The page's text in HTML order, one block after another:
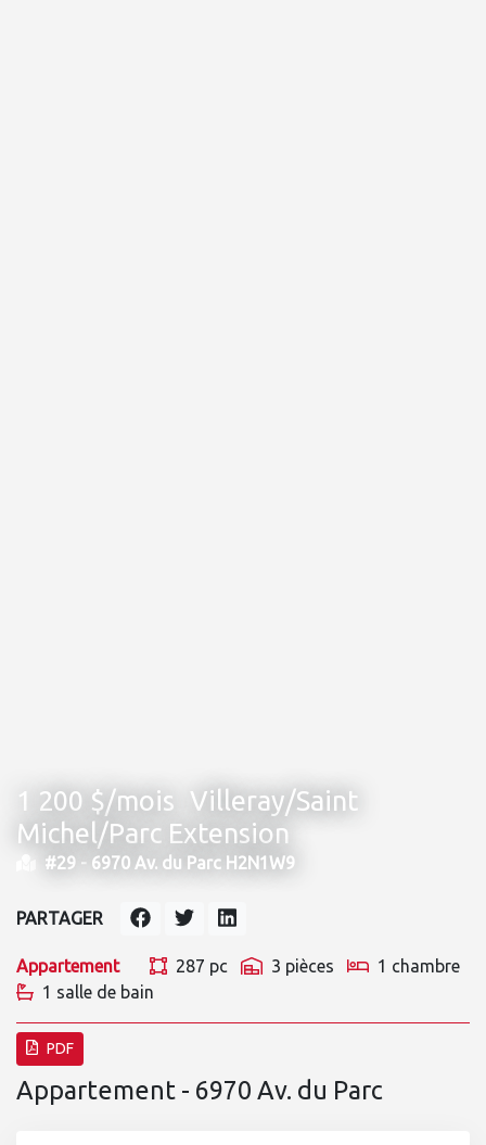
1 200 $/mois Villeray/Saint
Michel/Parc Extension
#29 - 6970 Av. du Parc H2N1W9
Appartement 287 pc 3 pièces
1 chambre
1 salle de bain
PARTAGER
PDF
Appartement - 6970 Av. du Parc